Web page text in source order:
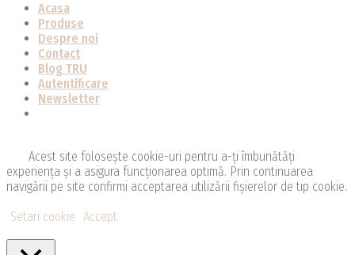
Acasa
Produse
Despre noi
Contact
Blog TRU
Autentificare
Newsletter
Acest site folosește cookie-uri pentru a-ți îmbunătăți
experiența și a asigura funcționarea optimă. Prin continuarea
navigării pe site confirmi acceptarea utilizării fişierelor de tip cookie.
Setari cookie Accept